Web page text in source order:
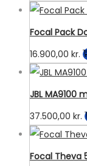
Focal Pack
16.900,00 kr.
JBL MA9100
37.500,00 kr.
Focal Theva